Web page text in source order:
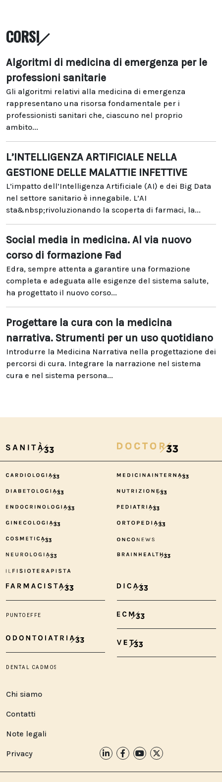
CORSI
Algoritmi di medicina di emergenza per le
professioni sanitarie
Gli algoritmi relativi alla medicina di emergenza
rappresentano una risorsa fondamentale per i
professionisti sanitari che, ciascuno nel proprio
ambito...
L’INTELLIGENZA ARTIFICIALE NELLA
GESTIONE DELLE MALATTIE INFETTIVE
L’impatto dell’Intelligenza Artificiale (AI) e dei Big Data
nel settore sanitario è innegabile. L’AI
sta&nbsp;rivoluzionando la scoperta di farmaci, la...
Social media in medicina. Al via nuovo
corso di formazione Fad
Edra, sempre attenta a garantire una formazione
completa e adeguata alle esigenze del sistema salute,
ha progettato il nuovo corso...
Progettare la cura con la medicina
narrativa. Strumenti per un uso quotidiano
Introdurre la Medicina Narrativa nella progettazione dei
percorsi di cura. Integrare la narrazione nel sistema
cura e nel sistema persona...
Chi siamo
Contatti
Note legali
Privacy